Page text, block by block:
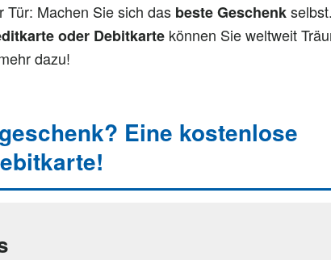
Tür: Machen Sie sich das beste Geschenk
oder Debitkarte können Sie weltweit
dazu!
Eine kostenlose